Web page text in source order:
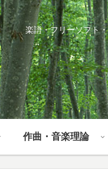
楽譜・フリーソフト
作曲・音楽理論